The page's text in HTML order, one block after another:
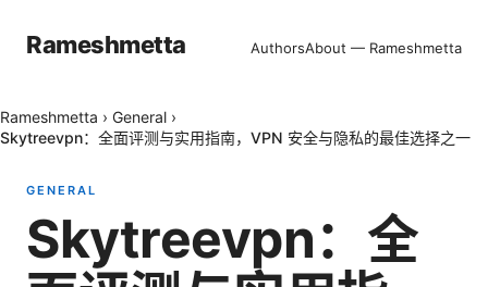
Rameshmetta AuthorsAbout — Rameshmetta
Rameshmetta › General ›
Skytreevpn：全面评测与实用指南，VPN 安全与隐私的最佳选择之一
GENERAL
Skytreevpn：全